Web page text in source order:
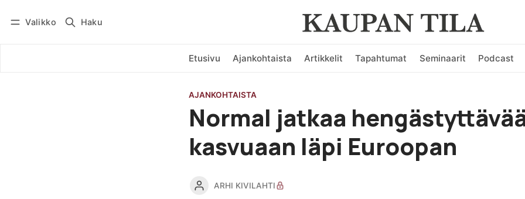
Valikko Haku
Etusivu Ajankohtaista Artikkelit Tapahtumat Seminaarit Podcast
AJANKOHTAISTA
Normal jatkaa
kasvuaan läpi Euroopan
ARHI KIVILAHTI